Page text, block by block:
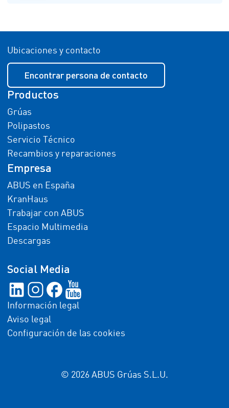
Ubicaciones y contacto
Encontrar persona de contacto
Productos
Grúas
Polipastos
Servicio Técnico
Recambios y reparaciones
Empresa
ABUS en España
KranHaus
Trabajar con ABUS
Espacio Multimedia
Descargas
Social Media
Información legal
Aviso legal
Configuración de las cookies
© 2026 ABUS Grúas S.L.U.